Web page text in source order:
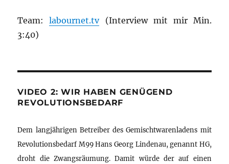
Team:labournet.tv(Interview mit mir Min.
3:40)
VIDEO 2: WIR HABEN GENÜGEND
REVOLUTIONSBEDARF
Dem langjährigen Betreiber des Gemischtwarenladens mit
Revolutionsbedarf M99 Hans Georg Lindenau, genannt HG,
droht die Zwangsräumung. Damit würde der auf einen